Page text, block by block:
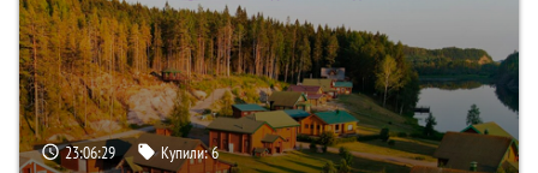
23:06:27 Купили:6